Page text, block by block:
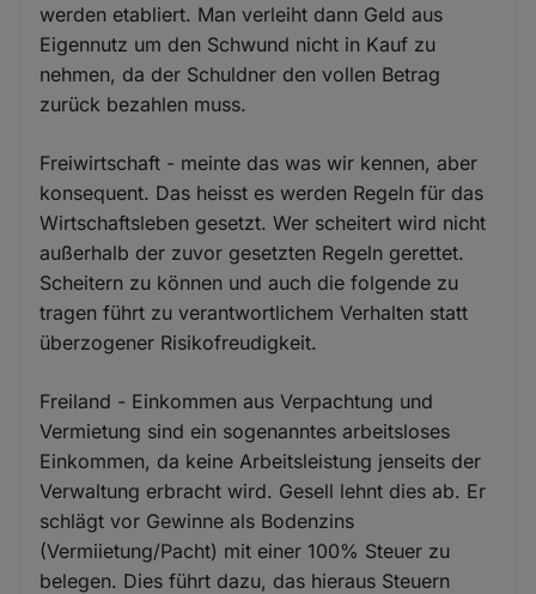
werden etabliert. Man verleiht dann Geld aus
Eigennutz um den Schwund nicht in Kauf zu
nehmen, da der Schuldner den vollen Betrag
zurück bezahlen muss.
Freiwirtschaft - meinte das was wir kennen, aber
konsequent. Das heisst es werden Regeln für das
Wirtschaftsleben gesetzt. Wer scheitert wird nicht
außerhalb der zuvor gesetzten Regeln gerettet.
Scheitern zu können und auch die folgende zu
tragen führt zu verantwortlichem Verhalten statt
überzogener Risikofreudigkeit.
Freiland - Einkommen aus Verpachtung und
Vermietung sind ein sogenanntes arbeitsloses
Einkommen, da keine Arbeitsleistung jenseits der
Verwaltung erbracht wird. Gesell lehnt dies ab. Er
schlägt vor Gewinne als Bodenzins
(Vermiietung/Pacht) mit einer 100% Steuer zu
belegen. Dies führt dazu, das hieraus Steuern